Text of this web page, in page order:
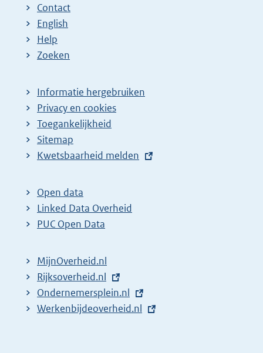
Contact
English
Help
Zoeken
Informatie hergebruiken
Privacy en cookies
Toegankelijkheid
Sitemap
E
t
e
r
l
i
n
k
Kwetsbaarheid melden
Open data
Linked Data Overheid
PUC Open Data
MijnOverheid.nl
E
x
t
Rijksoverheid.nl
E
x
Ondernemersplein.nl
E
Werkenbijdeoverheid.nl